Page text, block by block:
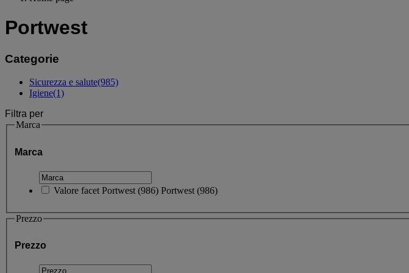
Portwest
Categorie
Sicurezza e salute(985)
Igiene(1)
Filtra per
Marca
Marca
Valore facet Portwest (986) Portwest (986)
Prezzo
Prezzo